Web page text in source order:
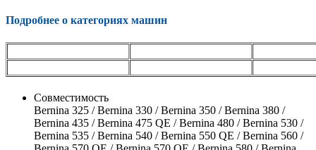
Подробнее о категориях машин
Совместимость
Bernina 325 / Bernina 330 / Bernina 350 / Bernina 380 /
Bernina 435 / Bernina 475 QE / Bernina 480 / Bernina 530 /
Bernina 535 / Bernina 540 / Bernina 550 QE / Bernina 560 /